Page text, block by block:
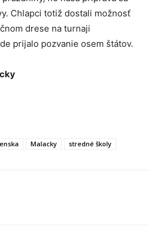
Chlapci totiž dostali možnosť
drese na turnaji
prijalo pozvanie osem štátov.
Malacky stredné školy